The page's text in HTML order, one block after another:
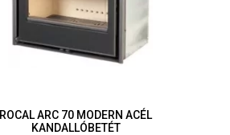
ROCAL ARC 70 MODERN ACÉL
KANDALLÓBETÉT